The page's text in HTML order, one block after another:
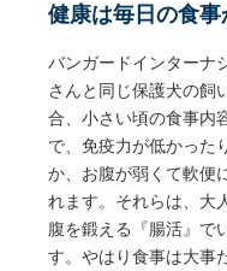
健康は毎日の食事
バンガードインターナ
さんと同じ保護犬の飼
合、小さい頃の食事内
で、免疫力が低かった
か、お腹が弱くて軟便
れます。それらは、大
腹を鍛える『腸活』で
す。やはり食事は大事